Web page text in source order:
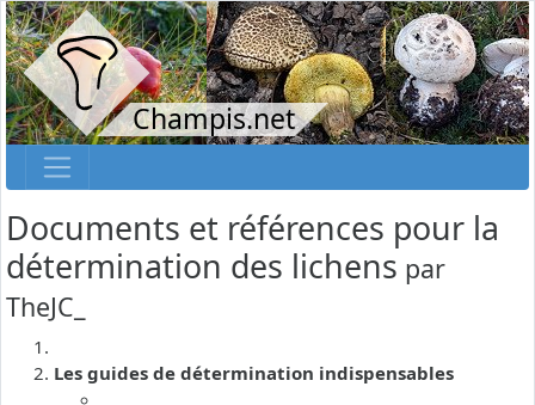
Champis.net
Documents et références pour la
détermination des lichens par
TheJC_
Les guides de détermination indispensables